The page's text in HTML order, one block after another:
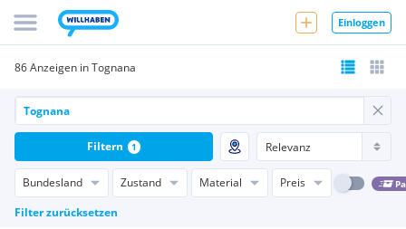
Einloggen
86 Anzeigen in Tognana
Bundesland Zustand Material Preis
Filter zurücksetzen
Filtern 1